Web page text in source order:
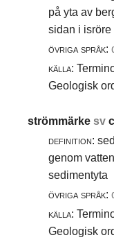
på yta av
sidan i isröre
övriga språk:
källa:
Geologisk
strömmärkesv
definition:
genom
sedimentyta
övriga språk:
källa:
Geologisk